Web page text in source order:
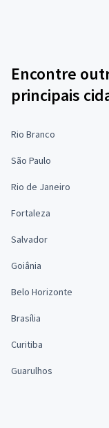
Encontre
principais
Rio Branco
São Paulo
Rio de Janeiro
Fortaleza
Salvador
Goiânia
Belo Horizonte
Brasília
Curitiba
Guarulhos